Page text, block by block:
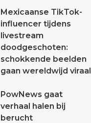
Mexicaanse TikTok-
influencer tijdens
livestream
doodgeschoten:
schokkende beelden
gaan wereldwijd viraal
PowNews gaat
verhaal halen bij
berucht